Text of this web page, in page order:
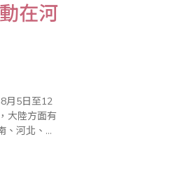
在河
月5日至12
大陸方面有
河北、山